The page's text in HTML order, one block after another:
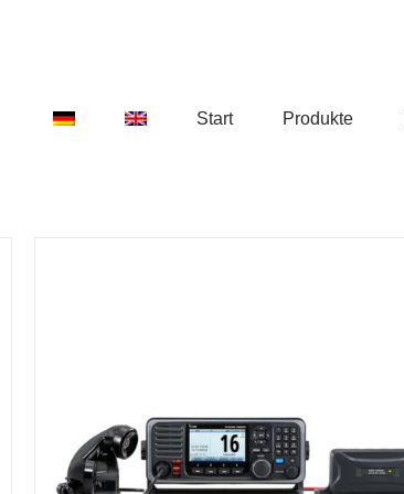
Start Produkte
DETAILS